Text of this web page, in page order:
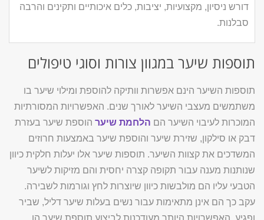
דורש ניסיון, מקצועיות, יציבות, כלים איכותיים ותקינים והרבה
סבלנות.
תוספות שיער במגוון צורות וסוגי טיפולים
תוספות השיער הינם אפשרות וותיקה להוספת ומילוי שיער בו
משתמשים מעצבי השיער לאורך שנים. האפשרויות המסורתיות
המוכרות לעיבוי השיער הם הלחמת שיער הוספת שיער בעזרת
דבק או סילקון, שזירת שיער והוספת שיער באמצעות חרוזים
המשדכים את קצוות השיער. תוספות שיער אלו יעלות חלקית כיוון
שנותנות מענה עבור תקופה קצרה יחסית והם מזיקות לשיער
הטבעי עליו הם מולבשות כיוון שיוצרות לחץ וגורמות לשבירה.
עקב כך הם אינן מתאימות עבור נשים בעלות שיער דליל, שביר
ופגיע. האפשרויות היותר מעודכנות לביצוע תוספת שיער הן